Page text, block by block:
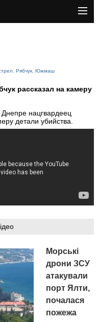
Рябчук Южмаш
рассказал на камеру
нацгвардеец
детали убийства.
Морські
дрони ЗСУ
атакували
порт Ялти,
почалася
пожежа